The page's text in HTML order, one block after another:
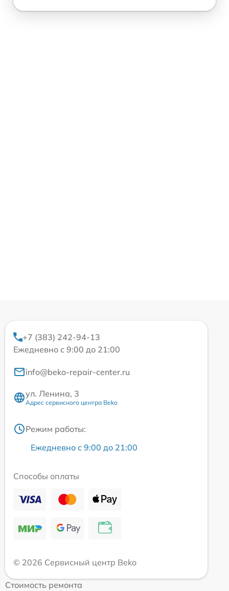
+7 (383) 242-94-13
Ежедневно с 9:00 до 21:00
info@beko-repair-center.ru
ул. Ленина, 3
Адрес сервисного центра Beko
Режим работы:
Ежедневно с 9:00 до 21:00
Способы оплаты
© 2026 Сервисный центр Beko
Стоимость ремонта